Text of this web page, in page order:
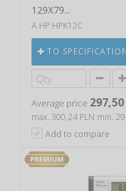
129X79...
A HP HPK12C
TO
Average price
max. 300,24 PLN min.
Add to compare